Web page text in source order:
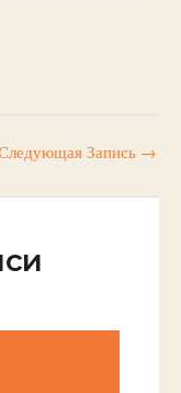
Запись →